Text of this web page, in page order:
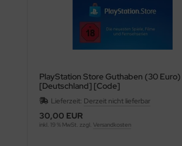
PlayStation Store Guthaben (30 Euro)
[Deutschland] [Code]
Lieferzeit: Derzeit nicht lieferbar
30,00 EUR
inkl. 19 % MwSt. zzgl. Versandkosten